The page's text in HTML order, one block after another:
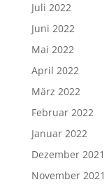
Juli 2022
Juni 2022
Mai 2022
April 2022
März 2022
Februar 2022
Januar 2022
Dezember 2021
November 2021